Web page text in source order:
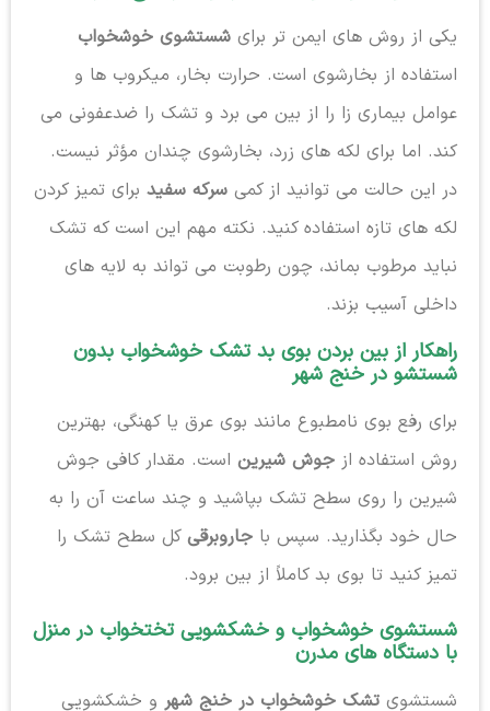
یکی از روش های ایمن تر برای شستشوی خوشخواب
استفاده از بخارشوی است. حرارت بخار، میکروب ها و
عوامل بیماری زا را از بین می برد و تشک را ضدعفونی می
کند. اما برای لکه های زرد، بخارشوی چندان مؤثر نیست.
در این حالت می توانید از کمی سرکه سفیدبرای تمیز کردن
لکه های تازه استفاده کنید. نکته مهم این است که تشک
نباید مرطوب بماند، چون رطوبت می تواند به لایه های
داخلی آسیب بزند.
راهکار از بین بردن بوی بد تشک خوشخواب بدون
شستشو در خنج شهر
برای رفع بوی نامطبوع مانند بوی عرق یا کهنگی، بهترین
روش استفاده از جوش شیریناست. مقدار کافی جوش
شیرین را روی سطح تشک بپاشید و چند ساعت آن را به
حال خود بگذارید. سپس با جاروبرقیکل سطح تشک را
تمیز کنید تا بوی بد کاملاً از بین برود.
شستشوی خوشخواب و خشکشویی تختخواب در منزل
با دستگاه های مدرن
شستشوی تشک خوشخواب در خنج شهرو خشکشویی